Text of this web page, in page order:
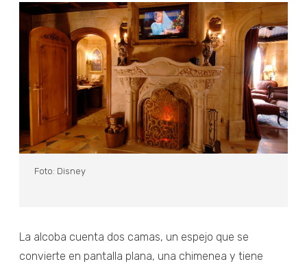
Foto: Disney
La alcoba cuenta dos camas, un espejo que se
convierte en pantalla plana, una chimenea y tiene